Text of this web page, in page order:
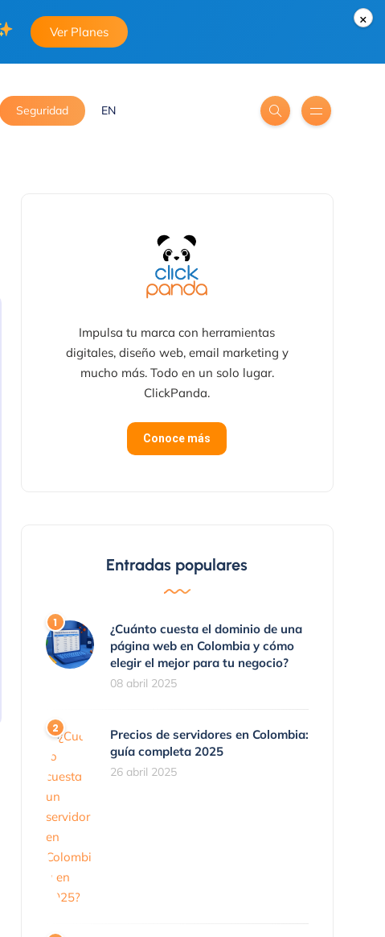
×
Ver Planes
Seguridad EN
Impulsa tu marca con herramientas
digitales, diseño web, email marketing y
mucho más. Todo en un solo lugar.
ClickPanda.
Conoce más
Entradas populares
¿Cuánto cuesta el dominio de una
página web en Colombia y cómo
elegir el mejor para tu negocio?
08 abril 2025
Precios de servidores en Colombia:
guía completa 2025
26 abril 2025